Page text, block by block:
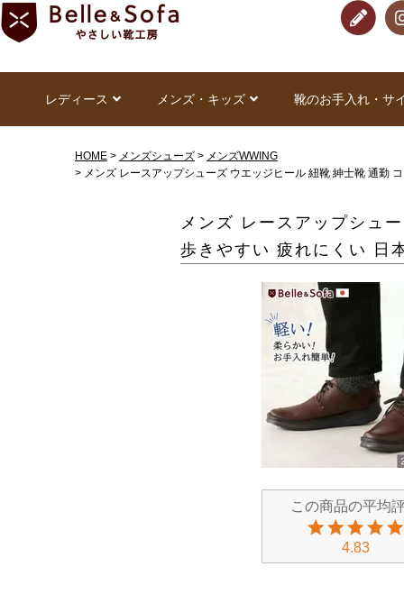
レディース メンズ・キッズ 靴のお手入れ・サ
HOME メンズシューズ
メンズWWING
メンズ レースアップシューズ ウエッジヒール 紐靴 紳士靴 通勤
メンズ レースアップシュ
歩きやすい 疲れにくい 日
4.83